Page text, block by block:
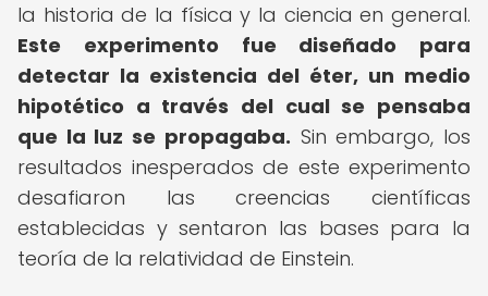
la historia de la física y la ciencia en general.
Este experimento fue diseñado para
detectar la existencia del éter, un medio
hipotético a través del cual se pensaba
que la luz se propagaba. Sin embargo, los
resultados inesperados de este experimento
desafiaron las creencias científicas
establecidas y sentaron las bases para la
teoría de la relatividad de Einstein.